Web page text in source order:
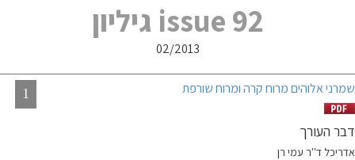
issue 92 גיליון
02/2013
שמרני אלוהים מרוח קרה ומרוח שורפת
דבר העורך
אדריכל ד''ר עמי רן
1